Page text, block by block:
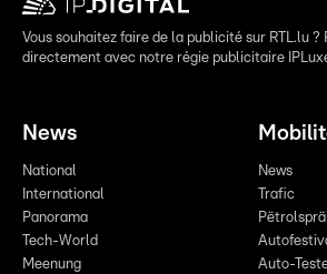
Vous souhaitez faire de la publicité sur RTL.lu
directement avec notre régie publicitaire
News
National
International
Panorama
Tech-World
Meenung
News
Trafic
Auto-